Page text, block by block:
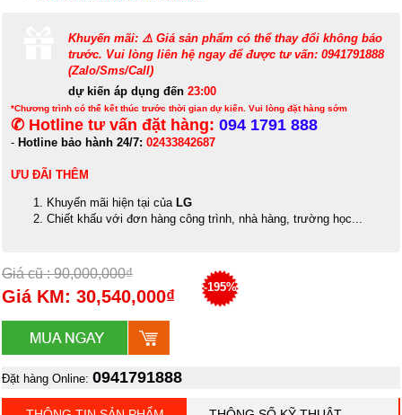
Khuyến mãi: ⚠️ Giá sản phẩm có thể thay đổi không báo
trước. Vui lòng liên hệ ngay để được tư vấn: 0941791888
(Zalo/Sms/Call)
dự kiến áp dụng đến 23:00
*Chương trình có thể kết thúc trước thời gian dự kiến. Vui lòng đặt hàng sớm
✆ Hotline tư vấn đặt hàng: 094 1791 888
- Hotline bảo hành 24/7: 02433842687
ƯU ĐÃI THÊM
Khuyến mãi hiện tại của LG
Chiết khấu với đơn hàng công trình, nhà hàng, trường học...
Giá cũ : 90,000,000₫
Giá KM: 30,540,000₫ -195%
Đặt hàng Online: 0941791888